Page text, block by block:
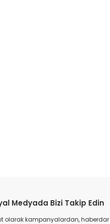
Medyada Bizi Takip Edin
olarak kampanyalardan,